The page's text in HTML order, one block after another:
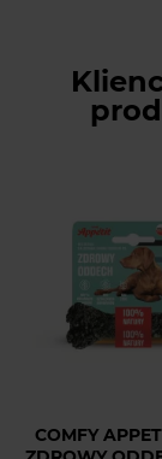
COMFY